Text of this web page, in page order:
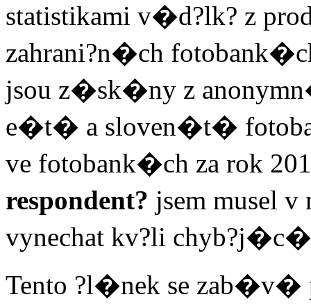
statistikami v�d?lk? z
zahrani?n�ch
jsou z�sk�ny z
e�t� a sloven�t�
ve fotobank�ch za rok
respondent? jsem musel
vynechat kv?li
Tento ?l�nek se zab�v�